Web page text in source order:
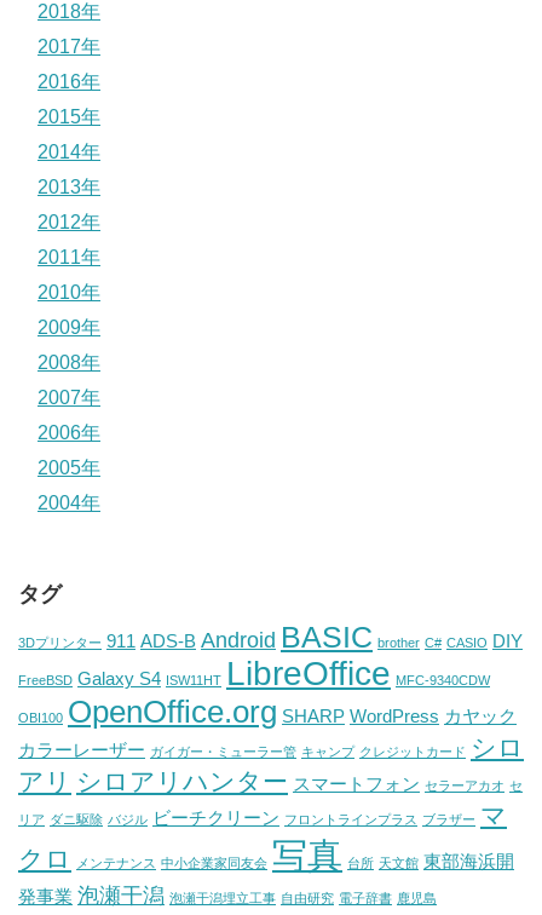
2018年
2017年
2016年
2015年
2014年
2013年
2012年
2011年
2010年
2009年
2008年
2007年
2006年
2005年
2004年
タグ
3Dプリンター 911 ADS-B Android BASIC brother C# CASIO DIY
FreeBSD Galaxy S4 ISW11HT LibreOffice MFC-9340CDW
OBI100 OpenOffice.org SHARP WordPress カヤック
カラーレーザー ガイガー・ミューラー管 キャンプ クレジットカード シロ
アリ シロアリハンター スマートフォン セラーアカオ セ
リア ダニ駆除 バジル ビーチクリーン フロントラインプラス ブラザー マ
クロ
メンテナンス 中小企業家同友会 写真 台所 天文館 東部海浜開
発事業 泡瀬干潟 泡瀬干潟埋立工事 自由研究 電子辞書 鹿児島